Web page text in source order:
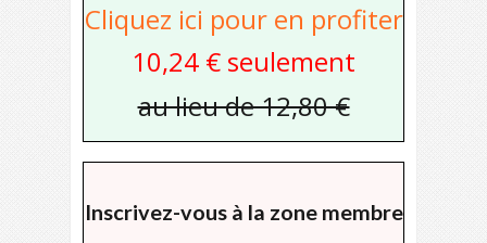
Cliquez ici pour en profiter
10,24 € seulement
au lieu de 12,80 €
Inscrivez-vous à la zone membre